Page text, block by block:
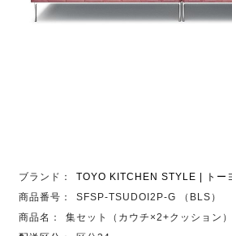
ブランド：
TOYO KITCHEN STYLE | トー
商品番号：
SFSP-TSUDOI2P-G （BLS）
商品名：
集セット（カウチ×2+クッション）